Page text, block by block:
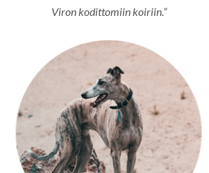
Viron kodittomiin koiriin.”